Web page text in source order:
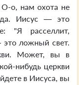
о, нам охота не
Иисус — это
"Я расселлит,
ложный свет.
Может, вы в
нибудь церкви
в Иисуса, вы